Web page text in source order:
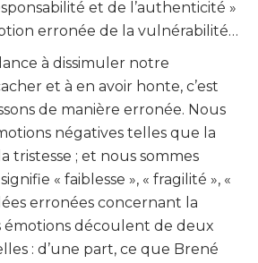
et de l’authenticité »
erronée de la vulnérabilité…
à dissimuler notre
et à en avoir honte, c’est
de manière erronée. Nous
négatives telles que la
tristesse ; et nous sommes
« faiblesse », « fragilité », «
erronées concernant la
émotions découlent de deux
: d’une part, ce que Brené